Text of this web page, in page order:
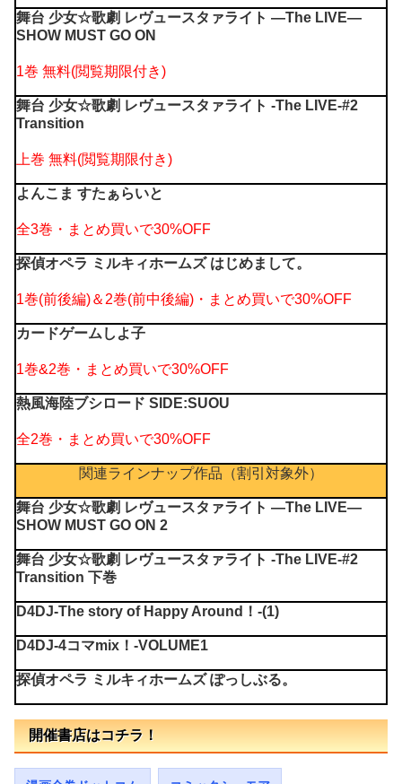
舞台 少女☆歌劇 レヴュースタァライト ―The LIVE―
SHOW MUST GO ON
1巻 無料(閲覧期限付き)
舞台 少女☆歌劇 レヴュースタァライト -The LIVE-#2
Transition
上巻 無料(閲覧期限付き)
よんこま すたぁらいと
全3巻・まとめ買いで30%OFF
探偵オペラ ミルキィホームズ はじめまして。
1巻(前後編)＆2巻(前中後編)・まとめ買いで30%OFF
カードゲームしよ子
1巻&2巻・まとめ買いで30%OFF
熱風海陸ブシロード SIDE:SUOU
全2巻・まとめ買いで30%OFF
関連ラインナップ作品（割引対象外）
舞台 少女☆歌劇 レヴュースタァライト ―The LIVE―
SHOW MUST GO ON 2
舞台 少女☆歌劇 レヴュースタァライト -The LIVE-#2
Transition 下巻
D4DJ-The story of Happy Around！-(1)
D4DJ-4コマmix！-VOLUME1
探偵オペラ ミルキィホームズ ぽっしぶる。
開催書店はコチラ！